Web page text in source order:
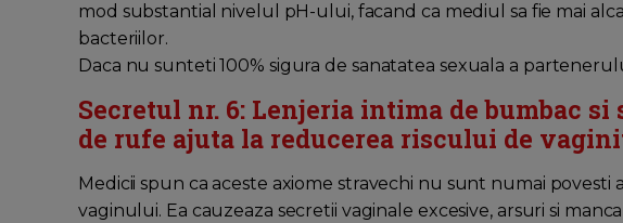
mod substantial nivelul pH-ului, facand ca mediul sa fie mai
bacteriilor.
Daca nu sunteti 100% sigura de sanatatea sexuala a
Secretul nr. 6: Lenjeria intima de bumbac
de rufe ajuta la reducerea riscului de
Medicii spun ca aceste axiome stravechi nu sunt numai povesti
vaginului. Ea cauzeaza secretii vaginale excesive, arsuri si